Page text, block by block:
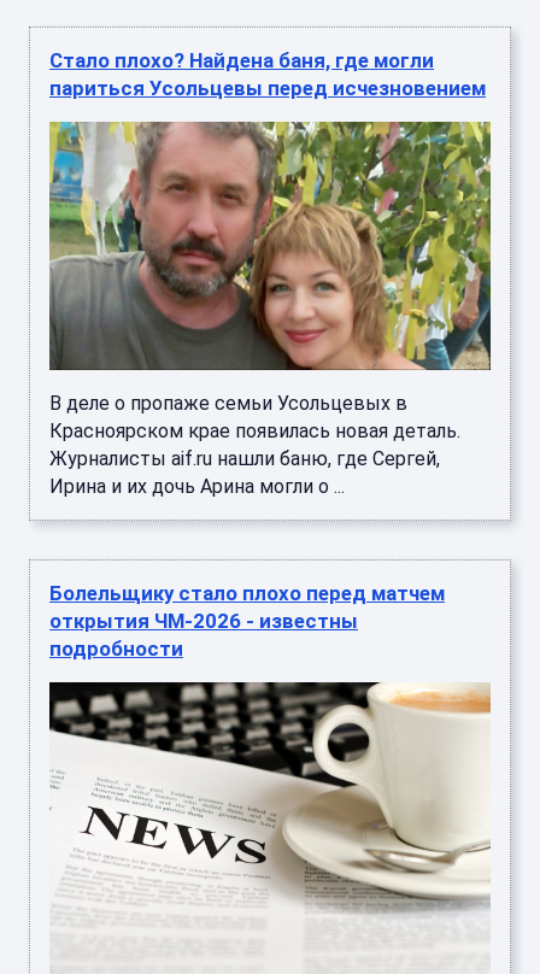
В деле о пропаже семьи Усольцевых в
Красноярском крае появилась новая деталь.
Журналисты aif.ru нашли баню, где Сергей,
Ирина и их дочь Арина могли о ...
Болельщику стало плохо перед матчем
открытия ЧМ-2026 - известны
подробности
Неприятный инцидент произошёл возле
стадиона "Ацтека" в Мехико незадолго до
начала матча открытия ЧМ-2026. ...
Стало известно, что сказал Месси игрокам
сборной Аргентины перед финалом ЧМ